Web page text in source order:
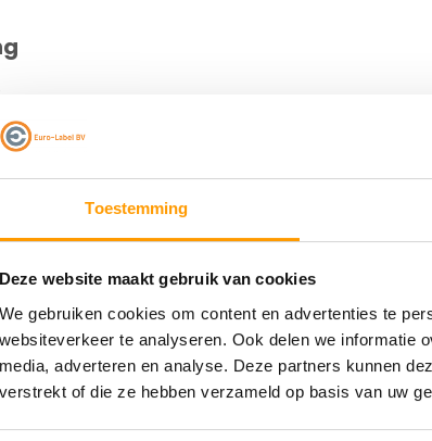
Toestemming
Deze website maakt gebruik van cookies
We gebruiken cookies om content en advertenties te
websiteverkeer te analyseren. Ook delen we informatie
media, adverteren en analyse. Deze partners kunnen
verstrekt of die ze hebben verzameld op basis van uw